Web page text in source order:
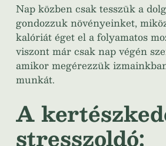
Nap közben csak tesszük a
gondozzuk növényeinket,
kalóriát éget el a folyamatos
viszont már csak nap végén
amikor megérezzük
munkát.
A
stresszoldó: